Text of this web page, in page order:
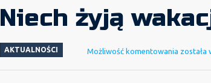
Niech żyją
AKTUALNOŚCI Możliwość komentowania Niech
została